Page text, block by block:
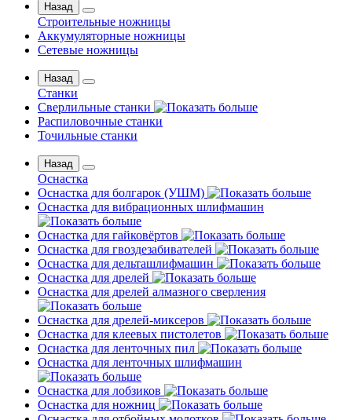
Назад
Строительные ножницы
Аккумуляторные ножницы
Сетевые ножницы
Назад
Станки
Сверлильные станки
Распиловочные станки
Точильные станки
Назад
Оснастка
Оснастка для болгарок (УШМ)
Оснастка для вибрационных шлифмашин
Оснастка для гайковёртов
Оснастка для гвоздезабивателей
Оснастка для дельташлифмашин
Оснастка для дрелей
Оснастка для дрелей алмазного сверления
Оснастка для дрелей-миксеров
Оснастка для клеевых пистолетов
Оснастка для ленточных пил
Оснастка для ленточных шлифмашин
Оснастка для лобзиков
Оснастка для ножниц